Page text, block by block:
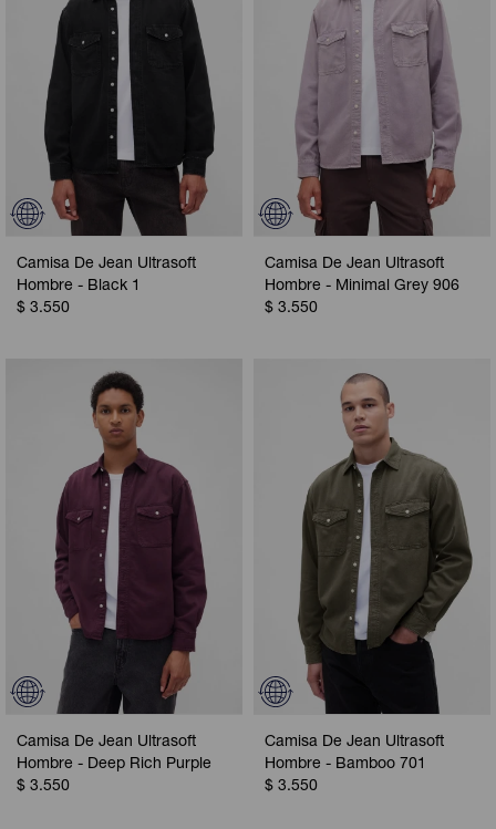
Camisa De Jean Ultrasoft
Hombre - Black 1
$ 3.550
Camisa De Jean Ultrasoft
Hombre - Minimal Grey 906
$ 3.550
Camisa De Jean Ultrasoft
Hombre - Deep Rich Purple
$ 3.550
Camisa De Jean Ultrasoft
Hombre - Bamboo 701
$ 3.550